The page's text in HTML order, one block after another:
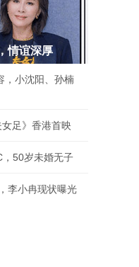
情谊深厚
，小沈阳、孙楠
足》香港首映
50岁未婚无子
李小冉现状曝光